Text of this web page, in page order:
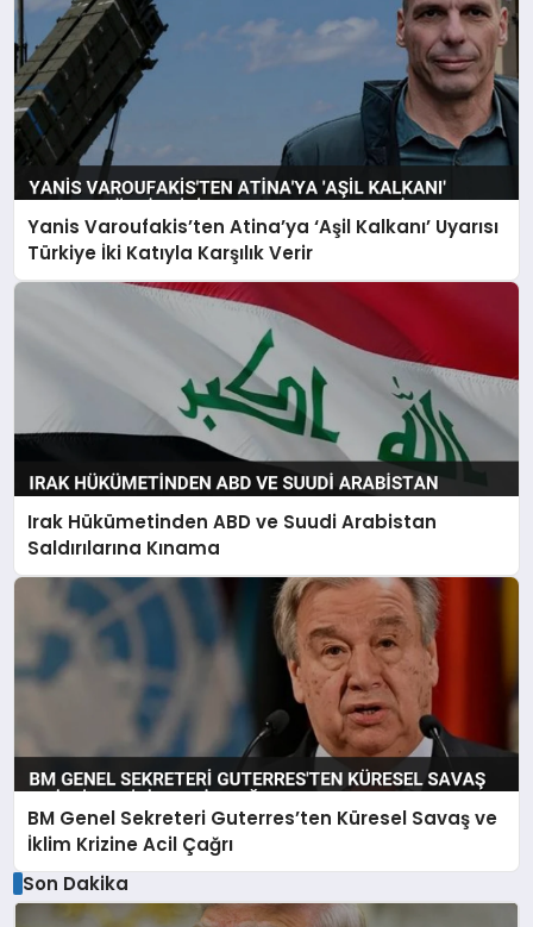
Yanis Varoufakis’ten Atina’ya ‘Aşil Kalkanı’ Uyarısı
Türkiye İki Katıyla Karşılık Verir
Irak Hükümetinden ABD ve Suudi Arabistan
Saldırılarına Kınama
BM Genel Sekreteri Guterres’ten Küresel Savaş ve
İklim Krizine Acil Çağrı
Son Dakika